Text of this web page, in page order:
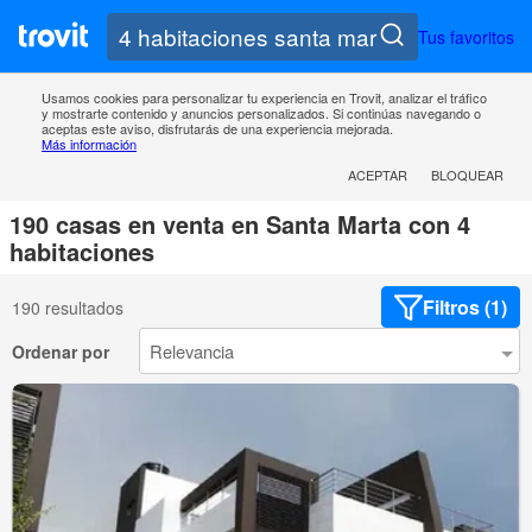
Tus favoritos
Usamos cookies para personalizar tu experiencia en Trovit, analizar el tráfico
y mostrarte contenido y anuncios personalizados. Si continúas navegando o
aceptas este aviso, disfrutarás de una experiencia mejorada.
Más información
ACEPTAR
BLOQUEAR
190 casas en venta en Santa Marta con 4
habitaciones
190 resultados Filtros (1)
Ordenar por